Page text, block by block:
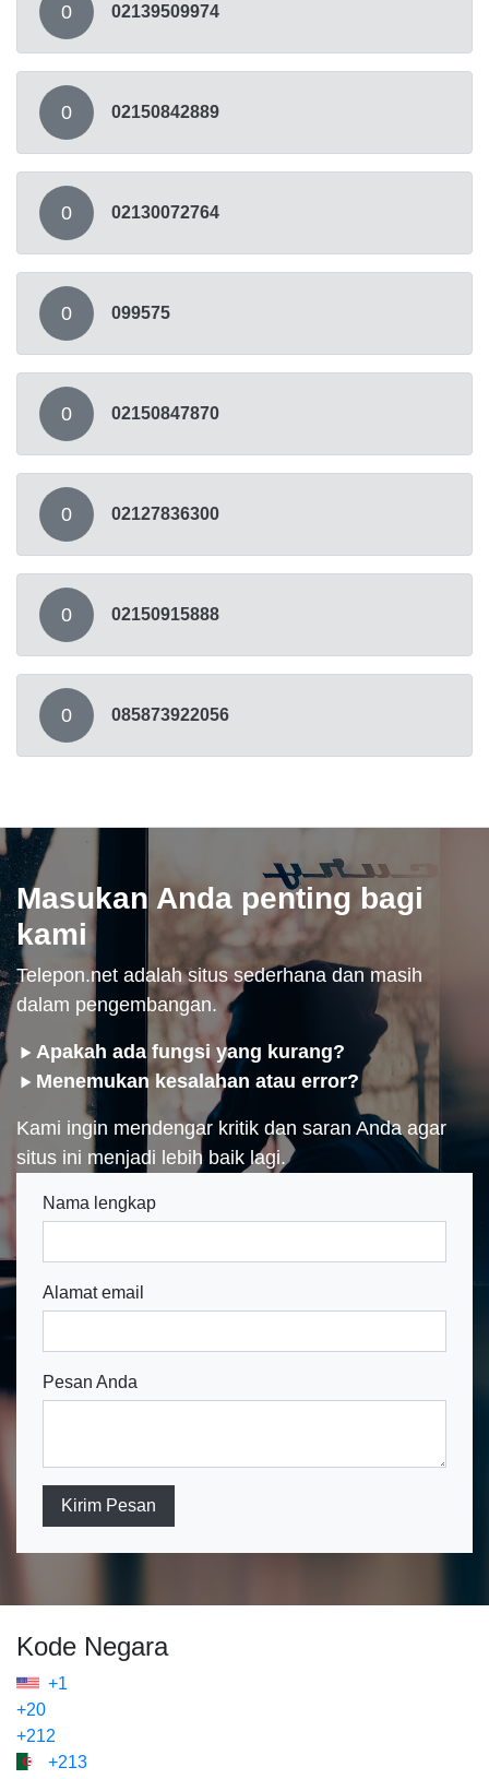
0 02139509974
0 02150842889
0 02130072764
0 099575
0 02150847870
0 02127836300
0 02150915888
0 085873922056
Masukan Anda penting bagi
kami
Telepon.net adalah situs sederhana dan masih
dalam pengembangan.
Apakah ada fungsi yang kurang?
Menemukan kesalahan atau error?
Kami ingin mendengar kritik dan saran Anda agar
situs ini menjadi lebih baik lagi.
Nama lengkap
Alamat email
Pesan Anda
Kirim Pesan
Kode Negara
+1
+20
+212
+213